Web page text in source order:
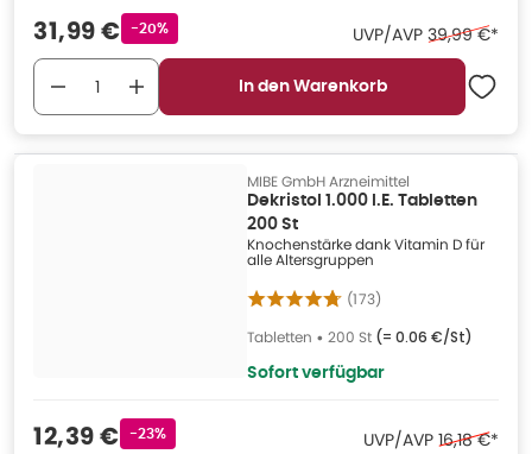
Verkaufspreis
31,99 € Rabattstempel
-20% UVP/AVP Ehemaliger
39,99 €*
In den Warenkorb
MIBE GmbH Arzneimittel
Dekristol 1.000 I.E. Tabletten
200 St
Knochenstärke dank Vitamin D für
alle Altersgruppen
(173)
Tabletten • 200 St (= 0.06 €/St)
Sofort verfügbar
Verkaufspreis
12,39 € Rabattstempel
-23% UVP/AVP Ehemaliger
16,18 €*